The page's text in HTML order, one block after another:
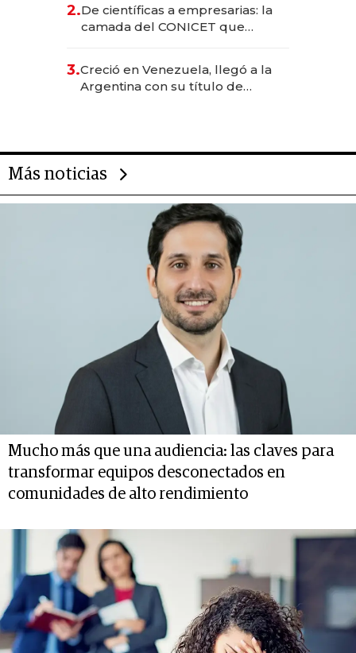
2.De científicas a empresarias: la
camada del CONICET que
3.Creció en Venezuela, llegó a la
Argentina con su título de
Más noticias
Mucho más que una audiencia: las claves para
transformar equipos desconectados en
comunidades de alto rendimiento